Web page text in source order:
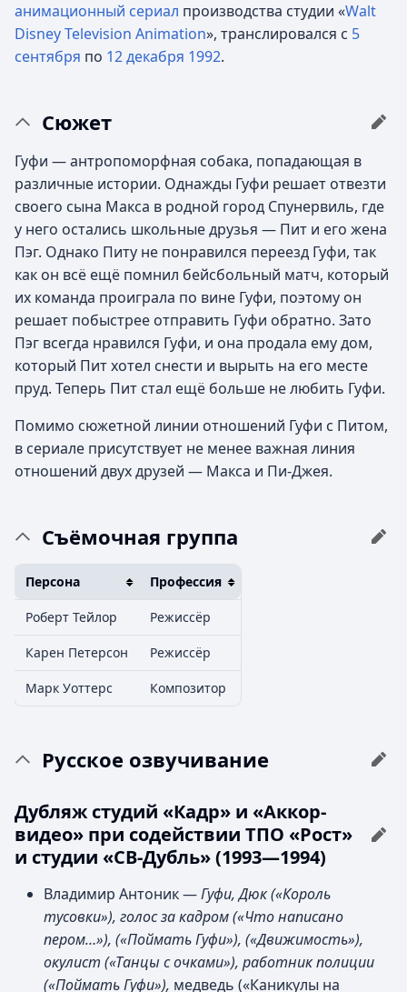
анимационный сериал производства студии «Walt
Disney Television Animation», транслировался с 5
сентября по 12 декабря 1992.
Сюжет
Гуфи — антропоморфная собака, попадающая в
различные истории. Однажды Гуфи решает отвезти
своего сына Макса в родной город Спунервиль, где
у него остались школьные друзья — Пит и его жена
Пэг. Однако Питу не понравился переезд Гуфи, так
как он всё ещё помнил бейсбольный матч, который
их команда проиграла по вине Гуфи, поэтому он
решает побыстрее отправить Гуфи обратно. Зато
Пэг всегда нравился Гуфи, и она продала ему дом,
который Пит хотел снести и вырыть на его месте
пруд. Теперь Пит стал ещё больше не любить Гуфи.
Помимо сюжетной линии отношений Гуфи с Питом,
в сериале присутствует не менее важная линия
отношений двух друзей — Макса и Пи-Джея.
Съёмочная группа
Персона Профессия
Роберт Тейлор Режиссёр
Карен Петерсон Режиссёр
Марк Уоттерс Композитор
Русское озвучивание
Дубляж студий «Кадр» и «Аккор-
видео» при содействии ТПО «Рост»
и студии «СВ-Дубль» (1993—1994)
Владимир Антоник —Гуфи, Дюк («Король
тусовки»), голос за кадром («Что написано
пером…»), («Поймать Гуфи»), («Движимость»),
окулист («Танцы с очками»), работник полиции
(«Поймать Гуфи»), медведь («Каникулы на